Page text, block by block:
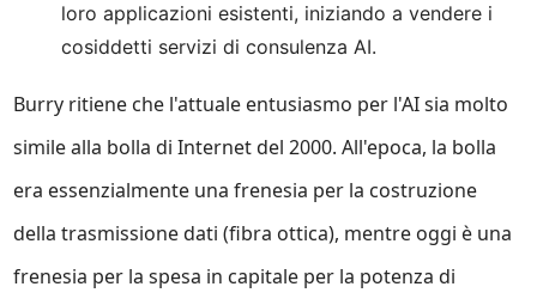
loro applicazioni esistenti, iniziando a vendere i
cosiddetti servizi di consulenza AI.
Burry ritiene che l'attuale entusiasmo per l'AI sia molto
simile alla bolla di Internet del 2000. All'epoca, la bolla
era essenzialmente una frenesia per la costruzione
della trasmissione dati (fibra ottica), mentre oggi è una
frenesia per la spesa in capitale per la potenza di